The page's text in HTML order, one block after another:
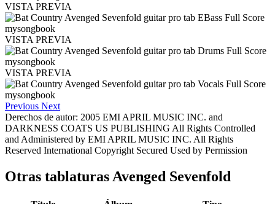
VISTA PREVIA
VISTA PREVIA
VISTA PREVIA
Previous Next
Derechos de autor: 2005 EMI APRIL MUSIC INC. and
DARKNESS COATS US PUBLISHING All Rights Controlled
and Administered by EMI APRIL MUSIC INC. All Rights
Reserved International Copyright Secured Used by Permission
Otras tablaturas Avenged Sevenfold